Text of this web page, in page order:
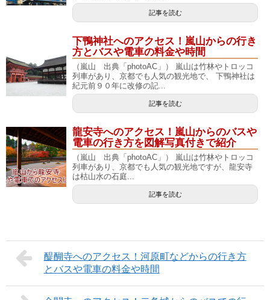
記事を読む
下鴨神社へのアクセス！嵐山からの行き
方とバスや電車の料金や時間
（嵐山 出典「photoAC」） 嵐山は竹林やトロッコ
列車があり、京都でも人気の観光地で、 下鴨神社は
紀元前９０年に改修の記...
記事を読む
龍安寺へのアクセス！嵐山からのバスや
電車の行き方を図解写真付きで紹介
（嵐山 出典「photoAC」） 嵐山は竹林やトロッコ
列車があり、京都でも人気の観光地ですが、龍安寺
は枯山水の石庭...
記事を読む
醍醐寺へのアクセス！河原町などからの行き方
とバスや電車の料金や時間